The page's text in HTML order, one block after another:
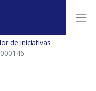
de iniciativas